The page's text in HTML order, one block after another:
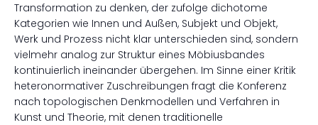
Transformation zu denken, der zufolge dichotome
Kategorien wie Innen und Außen, Subjekt und Objekt,
Werk und Prozess nicht klar unterschieden sind, sondern
vielmehr analog zur Struktur eines Möbiusbandes
kontinuierlich ineinander übergehen. Im Sinne einer Kritik
heteronormativer Zuschreibungen fragt die Konferenz
nach topologischen Denkmodellen und Verfahren in
Kunst und Theorie, mit denen traditionelle